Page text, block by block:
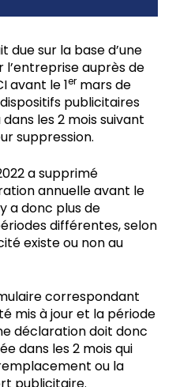
due sur la base d’une
auprès de
avant le 1er mars de
publicitaires
les 2 mois suivant
suppression.
a supprimé
annuelle avant le
a donc plus de
différentes, selon
existe ou non au
correspondant
mis à jour et la période
déclaration doit donc
dans les 2 mois qui
ou la
publicitaire.